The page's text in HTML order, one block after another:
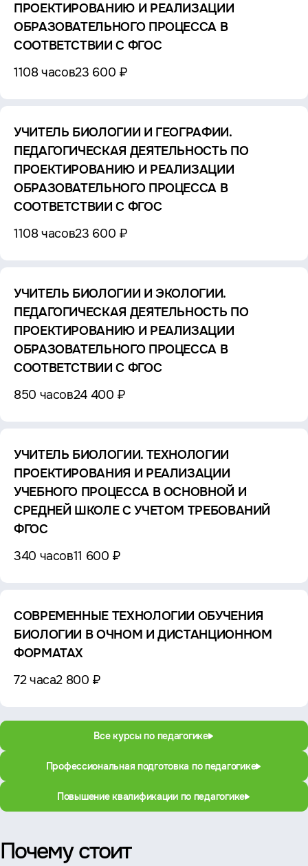
ПРОЕКТИРОВАНИЮ И РЕАЛИЗАЦИИ
ОБРАЗОВАТЕЛЬНОГО ПРОЦЕССА В
СООТВЕТСТВИИ С ФГОС
1108 часов23 600 ₽
УЧИТЕЛЬ БИОЛОГИИ И ГЕОГРАФИИ.
ПЕДАГОГИЧЕСКАЯ ДЕЯТЕЛЬНОСТЬ ПО
ПРОЕКТИРОВАНИЮ И РЕАЛИЗАЦИИ
ОБРАЗОВАТЕЛЬНОГО ПРОЦЕССА В
СООТВЕТСТВИИ С ФГОС
1108 часов23 600 ₽
УЧИТЕЛЬ БИОЛОГИИ И ЭКОЛОГИИ.
ПЕДАГОГИЧЕСКАЯ ДЕЯТЕЛЬНОСТЬ ПО
ПРОЕКТИРОВАНИЮ И РЕАЛИЗАЦИИ
ОБРАЗОВАТЕЛЬНОГО ПРОЦЕССА В
СООТВЕТСТВИИ С ФГОС
850 часов24 400 ₽
УЧИТЕЛЬ БИОЛОГИИ. ТЕХНОЛОГИИ
ПРОЕКТИРОВАНИЯ И РЕАЛИЗАЦИИ
УЧЕБНОГО ПРОЦЕССА В ОСНОВНОЙ И
СРЕДНЕЙ ШКОЛЕ С УЧЕТОМ ТРЕБОВАНИЙ
ФГОС
340 часов11 600 ₽
СОВРЕМЕННЫЕ ТЕХНОЛОГИИ ОБУЧЕНИЯ
БИОЛОГИИ В ОЧНОМ И ДИСТАНЦИОННОМ
ФОРМАТАХ
72 часа2 800 ₽
Все курсы по педагогике
Профессиональная подготовка по педагогике
Повышение квалификации по педагогике
Почему стоит